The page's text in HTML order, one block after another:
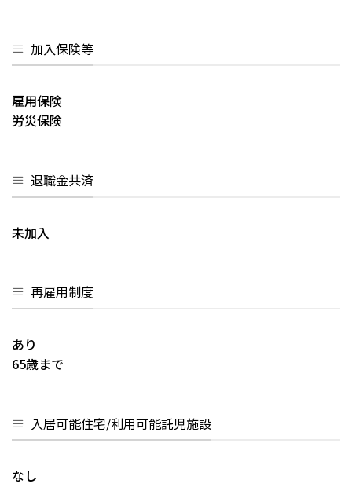
加入保険等
雇用保険
労災保険
退職金共済
未加入
再雇用制度
あり
65歳まで
入居可能住宅/利用可能託児施設
なし